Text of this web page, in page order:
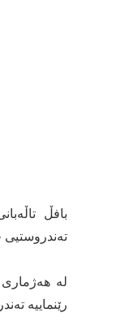
بافڵ
تەندروستیی
لە
رێنماییە